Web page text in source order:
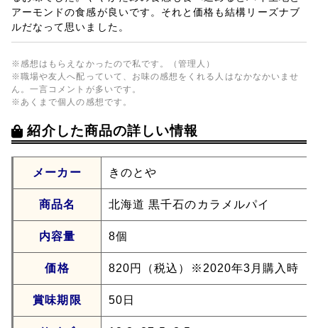
アーモンドの食感が良いです。それと価格も結構リーズナブ
ルだなって思いました。
※感想はもらえなかったので私です。（管理人）
※職場や友人へ配っていて、お味の感想をくれる人はなかなかいませ
ん。一言コメントが多いです。
※あくまで個人の感想です。
紹介した商品の詳しい情報
メーカー きのとや
商品名 北海道 黒千石のカラメルパイ
内容量 8個
価格 820円（税込）※2020年3月購入時
賞味期限 50日